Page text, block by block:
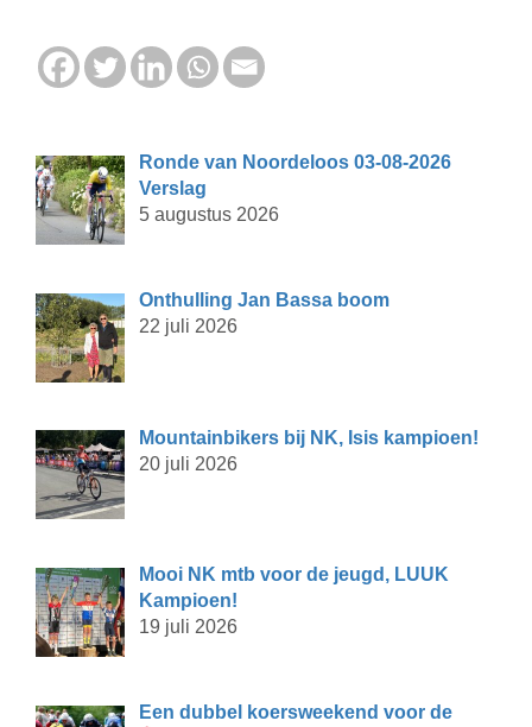
Ronde van Noordeloos 03-08-2026
Verslag
5 augustus 2026
Onthulling Jan Bassa boom
22 juli 2026
Mountainbikers bij NK, Isis kampioen!
20 juli 2026
Mooi NK mtb voor de jeugd, LUUK
Kampioen!
19 juli 2026
Een dubbel koersweekend voor de